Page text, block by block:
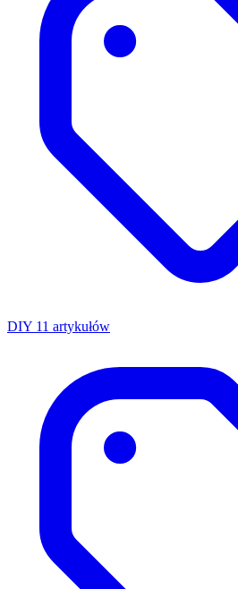
DIY 11 artykułów